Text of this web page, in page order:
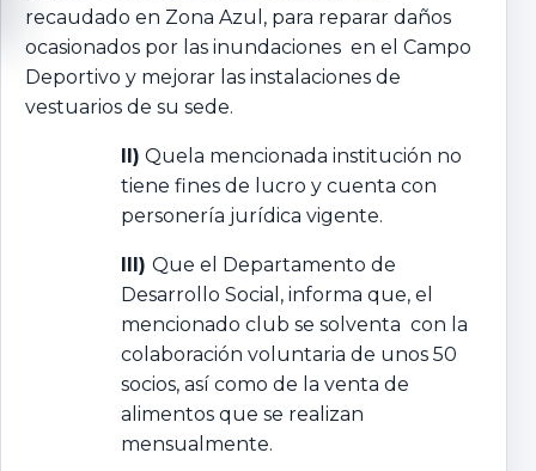
recaudado en Zona Azul, para reparar daños
ocasionados por las inundaciones en el Campo
Deportivo y mejorar las instalaciones de
vestuarios de su sede.
II) Quela mencionada institución no
tiene fines de lucro y cuenta con
personería jurídica vigente.
III) Que el Departamento de
Desarrollo Social, informa que, el
mencionado club se solventa con la
colaboración voluntaria de unos 50
socios, así como de la venta de
alimentos que se realizan
mensualmente.